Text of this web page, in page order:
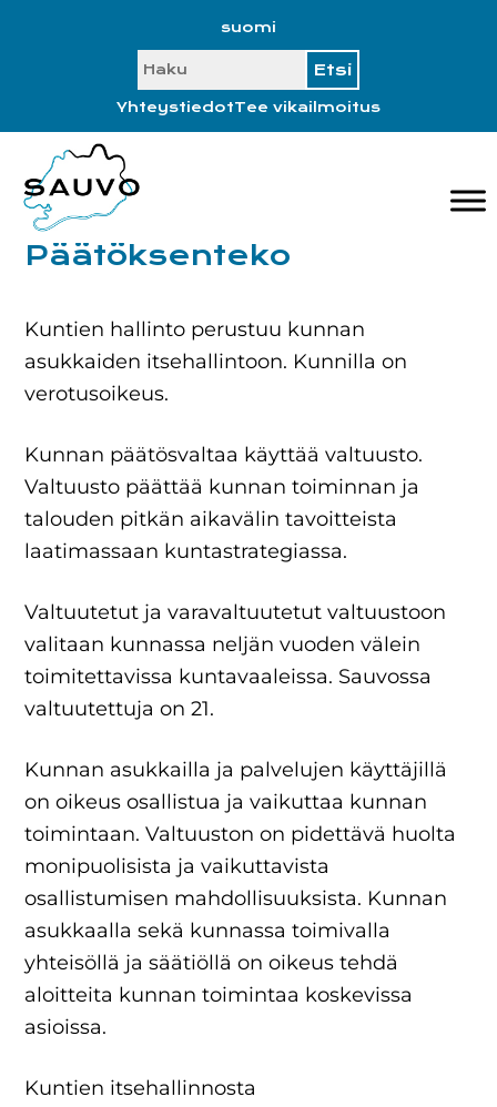
alatunnisteeseen
suomi
SEARCH
YhteystiedotTee vikailmoitus
Päätöksenteko
Kuntien hallinto perustuu kunnan
asukkaiden itsehallintoon. Kunnilla on
verotusoikeus.
Kunnan päätösvaltaa käyttää valtuusto.
Valtuusto päättää kunnan toiminnan ja
talouden pitkän aikavälin tavoitteista
laatimassaan kuntastrategiassa.
Valtuutetut ja varavaltuutetut valtuustoon
valitaan kunnassa neljän vuoden välein
toimitettavissa kuntavaaleissa. Sauvossa
valtuutettuja on 21.
Kunnan asukkailla ja palvelujen käyttäjillä
on oikeus osallistua ja vaikuttaa kunnan
toimintaan. Valtuuston on pidettävä huolta
monipuolisista ja vaikuttavista
osallistumisen mahdollisuuksista. Kunnan
asukkaalla sekä kunnassa toimivalla
yhteisöllä ja säätiöllä on oikeus tehdä
aloitteita kunnan toimintaa koskevissa
asioissa.
Kuntien itsehallinnosta